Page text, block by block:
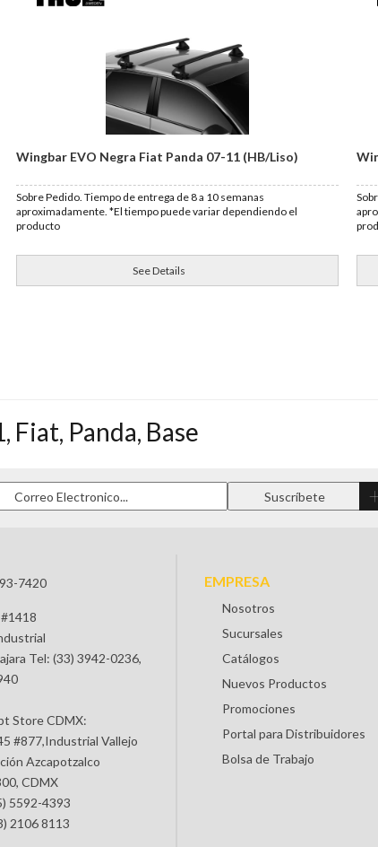
Wingbar EVO Negra Fiat Panda 07-11 (HB/Liso)
Sobre Pedido. Tiempo de entrega de 8 a 10 semanas
aproximadamente. *El tiempo puede variar dependiendo el
producto
See Details
, Fiat, Panda, Base
7420
Tel: (33) 3942-0236,
Store CDMX:
#877,Industrial Vallejo
Azcapotzalco
CDMX
5592-4393
2106 8113
EMPRESA
Nosotros
Sucursales
Catálogos
Nuevos Productos
Promociones
Portal para Distribuidores
Bolsa de Trabajo